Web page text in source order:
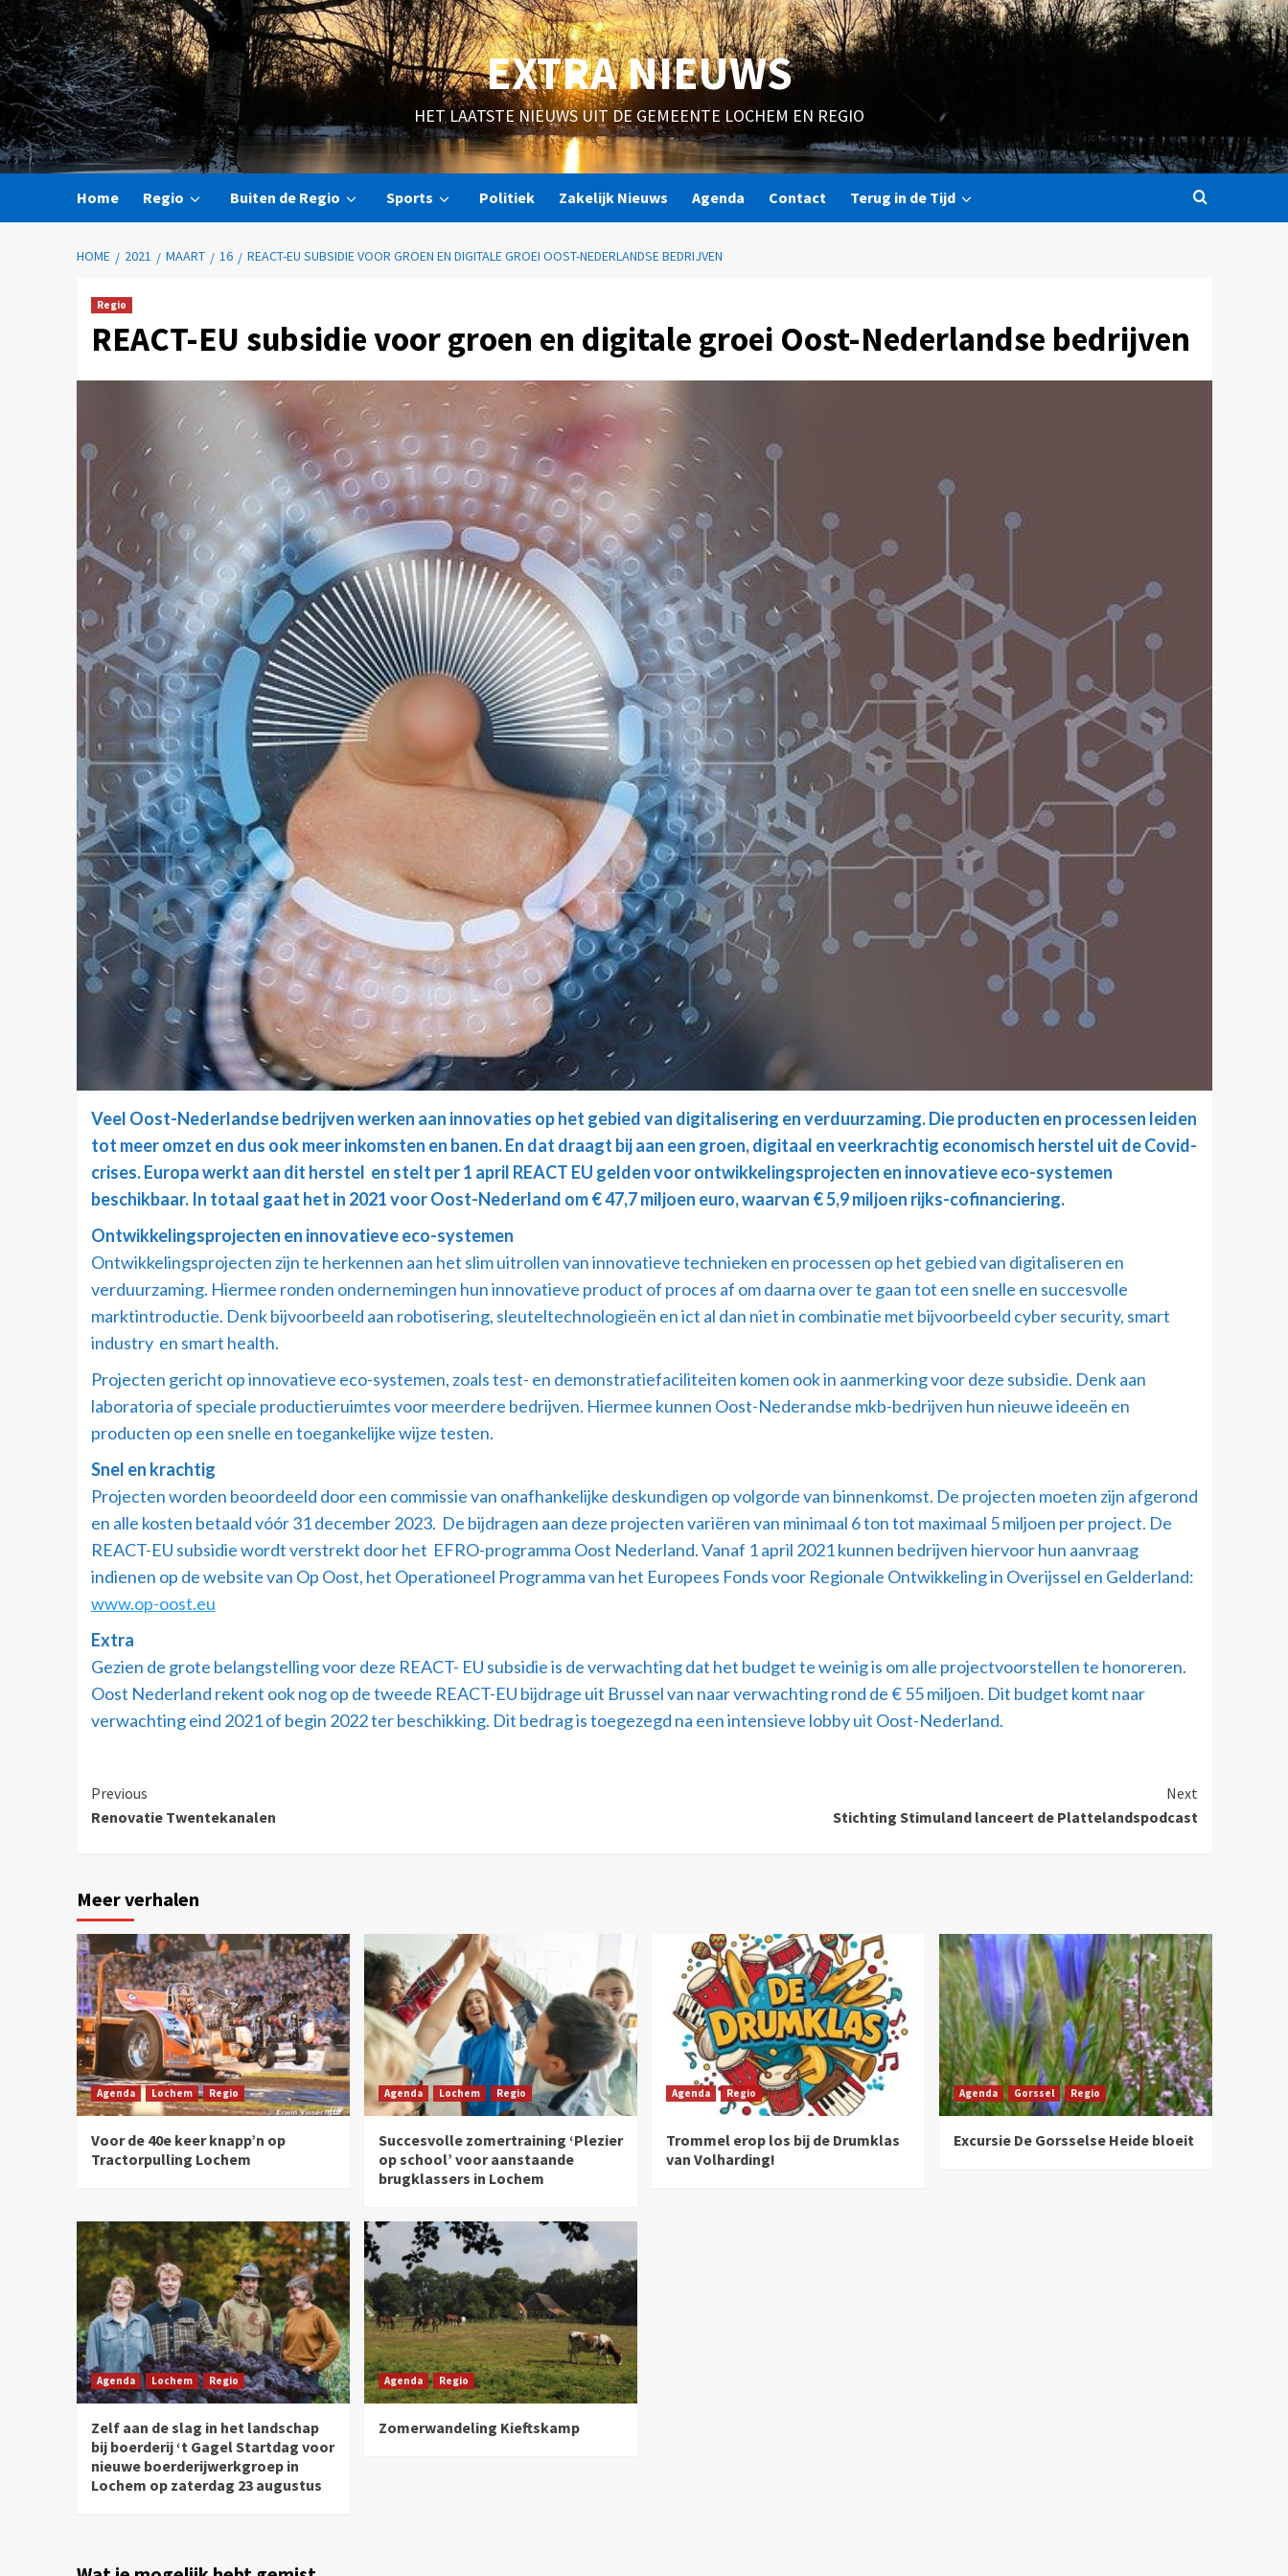
EXTRA NIEUWS
HET LAATSTE NIEUWS UIT DE GEMEENTE LOCHEM EN REGIO
Home Regio Buiten de Regio Sports Politiek Zakelijk Nieuws Agenda Contact Terug in de Tijd
HOME 2021 MAART 16 REACT-EU SUBSIDIE VOOR GROEN EN DIGITALE GROEI OOST-NEDERLANDSE BEDRIJVEN
Regio
REACT-EU subsidie voor groen en digitale groei Oost-Nederlandse bedrijven
Veel Oost-Nederlandse bedrijven werken aan innovaties op het gebied van digitalisering en verduurzaming. Die producten en processen leiden
tot meer omzet en dus ook meer inkomsten en banen. En dat draagt bij aan een groen, digitaal en veerkrachtig economisch herstel uit de Covid-
crises. Europa werkt aan dit herstel en stelt per 1 april REACT EU gelden voor ontwikkelingsprojecten en innovatieve eco-systemen
beschikbaar. In totaal gaat het in 2021 voor Oost-Nederland om € 47,7 miljoen euro, waarvan € 5,9 miljoen rijks-cofinanciering.
Ontwikkelingsprojecten en innovatieve eco-systemen
Ontwikkelingsprojecten zijn te herkennen aan het slim uitrollen van innovatieve technieken en processen op het gebied van digitaliseren en
verduurzaming. Hiermee ronden ondernemingen hun innovatieve product of proces af om daarna over te gaan tot een snelle en succesvolle
marktintroductie. Denk bijvoorbeeld aan robotisering, sleuteltechnologieën en ict al dan niet in combinatie met bijvoorbeeld cyber security, smart
industry en smart health.
Projecten gericht op innovatieve eco-systemen, zoals test- en demonstratiefaciliteiten komen ook in aanmerking voor deze subsidie. Denk aan
laboratoria of speciale productieruimtes voor meerdere bedrijven. Hiermee kunnen Oost-Nederandse mkb-bedrijven hun nieuwe ideeën en
producten op een snelle en toegankelijke wijze testen.
Snel en krachtig
Projecten worden beoordeeld door een commissie van onafhankelijke deskundigen op volgorde van binnenkomst. De projecten moeten zijn afgerond
en alle kosten betaald vóór 31 december 2023. De bijdragen aan deze projecten variëren van minimaal 6 ton tot maximaal 5 miljoen per project. De
REACT-EU subsidie wordt verstrekt door het EFRO-programma Oost Nederland. Vanaf 1 april 2021 kunnen bedrijven hiervoor hun aanvraag
indienen op de website van Op Oost, het Operationeel Programma van het Europees Fonds voor Regionale Ontwikkeling in Overijssel en Gelderland:
www.op-oost.eu
Extra
Gezien de grote belangstelling voor deze REACT- EU subsidie is de verwachting dat het budget te weinig is om alle projectvoorstellen te honoreren.
Oost Nederland rekent ook nog op de tweede REACT-EU bijdrage uit Brussel van naar verwachting rond de € 55 miljoen. Dit budget komt naar
verwachting eind 2021 of begin 2022 ter beschikking. Dit bedrag is toegezegd na een intensieve lobby uit Oost-Nederland.
Previous
Renovatie Twentekanalen
Next
Stichting Stimuland lanceert de Plattelandspodcast
Meer verhalen
Agenda Lochem Regio
Voor de 40e keer knapp’n op
Tractorpulling Lochem
Agenda Lochem Regio
Succesvolle zomertraining ‘Plezier
op school’ voor aanstaande
brugklassers in Lochem
Agenda Regio
Trommel erop los bij de Drumklas
van Volharding!
Agenda Gorssel Regio
Excursie De Gorsselse Heide bloeit
Agenda Lochem Regio
Zelf aan de slag in het landschap
bij boerderij ‘t Gagel Startdag voor
nieuwe boerderijwerkgroep in
Lochem op zaterdag 23 augustus
Agenda Regio
Zomerwandeling Kieftskamp